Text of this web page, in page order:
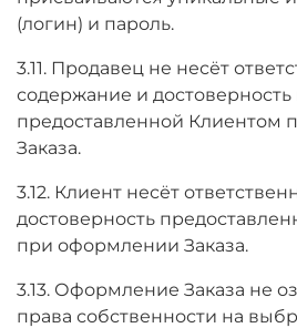
(логин) и пароль.
3.11. Продавец не несёт
содержание и
предоставленной Клиентом
Заказа.
3.12. Клиент несёт
достоверность
при оформлении Заказа.
3.13. Оформление Заказа не
права собственности на